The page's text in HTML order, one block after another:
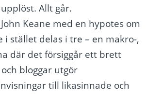
Allt går.
Keane med en hypotes om
stället delas i tre – en makro-,
där det försiggår ett brett
bloggar utgör
till likasinnade och